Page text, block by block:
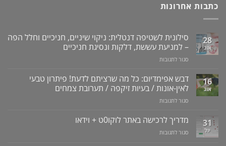
כתבות אחרונות
28
אוג
סילונית לשטיפה דנטלית: ניקוי שיניים, חניכיים וחלל הפה
– למניעת עששת, דלקות ונסיגת חניכיים
סגור לתגובות
לשטיפה
דנטלית:
ניקוי
שיניים,
וחלל
–
16
אוג
דבש אפימדיום: כל מה שרציתם לדעת! פיתרון טבעי
לאין-אונות / בעיות זיקפה / תערובת צמחים
סגור לתגובות
אפימדיום:
כל
מה
31
יול
מדריך לרכישה באתר לוקו0ט + וידאו
סגור לתגובות